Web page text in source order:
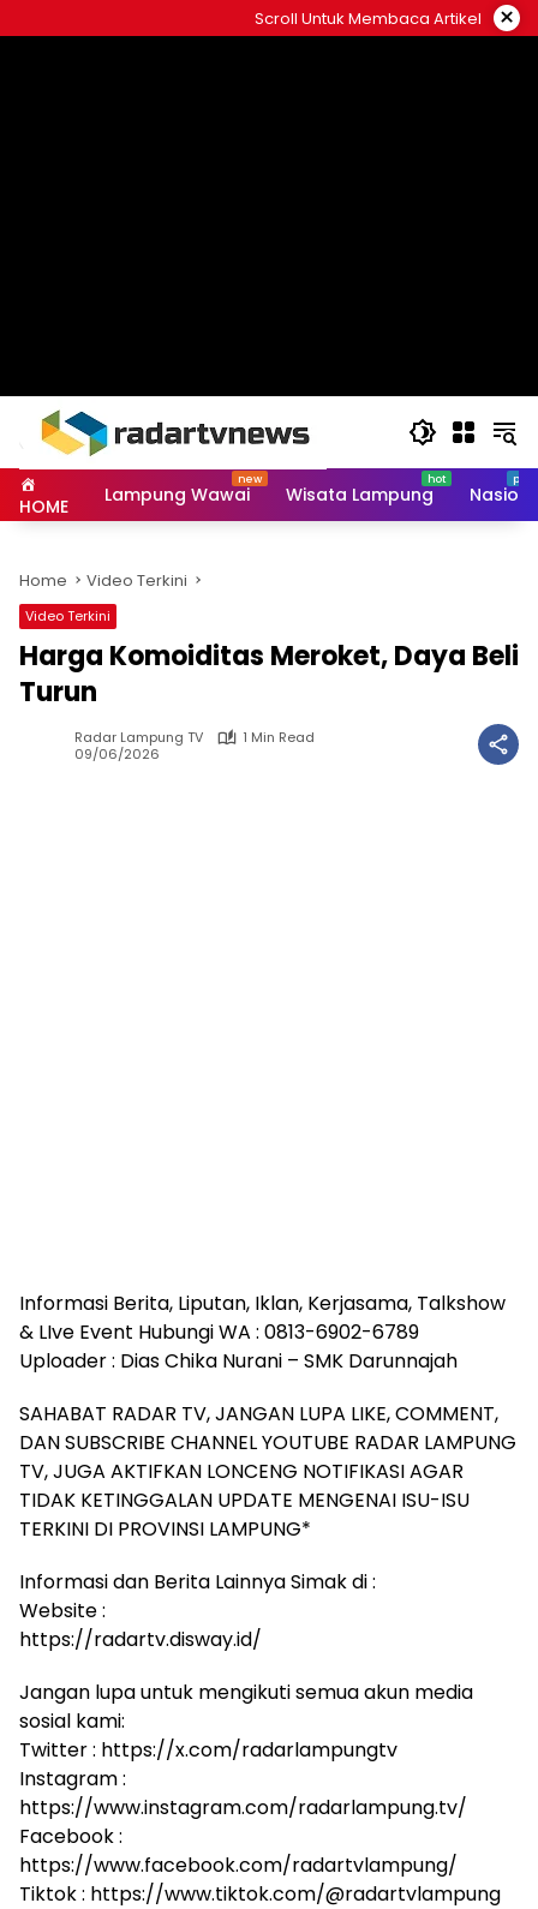
to
Scroll Untuk Membaca Artikel ×
HOME Lampung Wawai Wisata Lampung
Home Video Terkini
Video Terkini
Harga Komoiditas Meroket, Daya Beli
Turun
Radar Lampung TV
1 Min Read
09/06/2026
Informasi Berita, Liputan, Iklan, Kerjasama, Talkshow
& LIve Event Hubungi WA : 0813-6902-6789
Uploader : Dias Chika Nurani – SMK Darunnajah
SAHABAT RADAR TV, JANGAN LUPA LIKE, COMMENT,
DAN SUBSCRIBE CHANNEL YOUTUBE RADAR LAMPUNG
TV, JUGA AKTIFKAN LONCENG NOTIFIKASI AGAR
TIDAK KETINGGALAN UPDATE MENGENAI ISU-ISU
TERKINI DI PROVINSI LAMPUNG*
Informasi dan Berita Lainnya Simak di :
Website :
https://radartv.disway.id/
Jangan lupa untuk mengikuti semua akun media
sosial kami:
Twitter : https://x.com/radarlampungtv
Instagram :
https://www.instagram.com/radarlampung.tv/
Facebook :
https://www.facebook.com/radartvlampung/
Tiktok : https://www.tiktok.com/@radartvlampung